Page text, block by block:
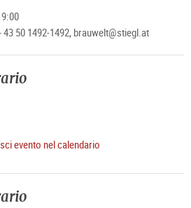
50 1492-1492, brauwelt@stiegl.at
evento nel calendario